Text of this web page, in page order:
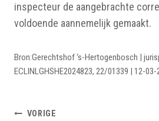
inspecteur de aangebrachte
voldoende aannemelijk gemaakt.
Bron:Gerechtshof ‘s-Hertogenbosch |
ECLINLGHSHE2024823, 22/01339 | 12-03-
BERICHTNAVIGATIE
VORIGE